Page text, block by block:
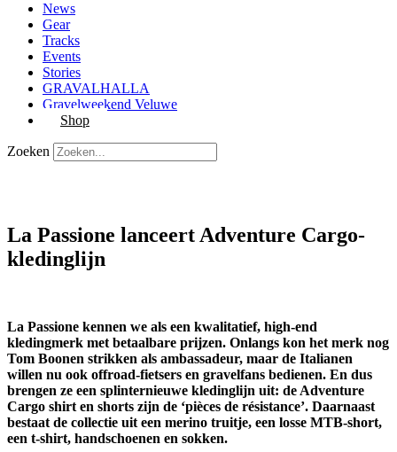
News
Gear
Tracks
Events
Stories
GRAVALHALLA
Gravelweekend Veluwe
Shop
Zoeken
La Passione lanceert Adventure Cargo-
kledinglijn
La Passione kennen we als een kwalitatief, high-end
kledingmerk met betaalbare prijzen. Onlangs kon het merk nog
Tom Boonen strikken als ambassadeur, maar de Italianen
willen nu ook offroad-fietsers en gravelfans bedienen. En dus
brengen ze een splinternieuwe kledinglijn uit: de Adventure
Cargo shirt en shorts zijn de ‘pièces de résistance’. Daarnaast
bestaat de collectie uit een merino truitje, een losse MTB-short,
een t-shirt, handschoenen en sokken.